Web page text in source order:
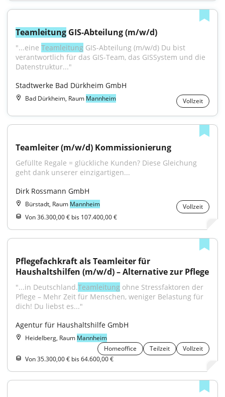
Teamleitung GIS-Abteilung (m/w/d)
"...eine Teamleitung GIS-Abteilung (m/w/d) Du bist
verantwortlich für das GIS-Team, das GISSystem und die
Datenstruktur..."
Stadtwerke Bad Dürkheim GmbH
Bad Dürkheim, Raum Mannheim Vollzeit
Teamleiter (m/w/d) Kommissionierung
Gefüllte Regale = glückliche Kunden? Diese Gleichung
geht dank unserer einzigartigen...
Dirk Rossmann GmbH
Bürstadt, Raum Mannheim
Vollzeit
Von 36.300,00 € bis 107.400,00 €
Pflegefachkraft als Teamleiter für
Haushaltshilfen (m/w/d) – Alternative zur Pflege
"...in Deutschland.Teamleitung ohne Stressfaktoren der
Pflege – Mehr Zeit für Menschen, weniger Belastung für
dich! Du liebst es..."
Agentur für Haushaltshilfe GmbH
Heidelberg, Raum Mannheim
Homeoffice
Teilzeit
Vollzeit
Von 35.300,00 € bis 64.600,00 €